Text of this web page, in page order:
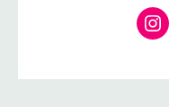
Instagram